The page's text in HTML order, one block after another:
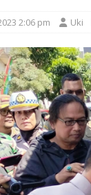
2:06 pm Uki